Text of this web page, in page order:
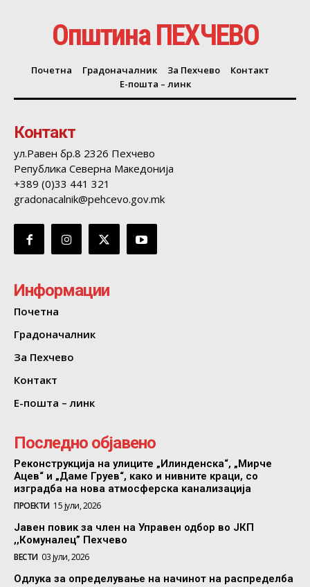
Општина ПЕХЧЕВО
Почетна Градоначалник За Пехчево
Контакт
Е-пошта – линк
Контакт
ул.Равен бр.8 2326 Пехчево
Република Северна Македонија
+389 (0)33 441 321
gradonacalnik@pehcevo.gov.mk
Информации
Почетна
Градоначалник
За Пехчево
Контакт
Е-пошта – линк
Последно објавено
Реконструкција на улиците „Илинденска“, „Мирче
Ацев“ и „Даме Груев“, како и нивните краци, со
изградба на нова атмосферска канализација
ПРОЕКТИ 15 јули, 2026
Јавен повик за член на Управен одбор во ЈКП
,,Комуналец” Пехчево
ВЕСТИ 03 јули, 2026
Одлука за определување на начинот на распределба